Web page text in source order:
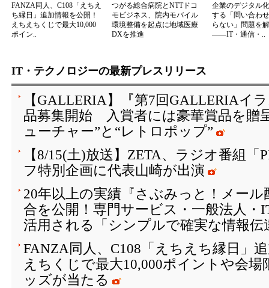
FANZA同人、C108「えちえ
ち縁日」追加情報を公開！
えちえちくじで最大10,000
ポイン..
つがる総合病院とNTTドコ
モビジネス、院内モバイル
環境整備を起点に地域医療
DXを推進
企業のデジタル
する「問い合わ
らない」問題を
――IT・通信・..
IT・テクノロジーの最新プレスリリース
【GALLERIA】『第7回GALLERIAイ
品募集開始 入賞者には豪華賞品を
ューチャー”と“レトロポップ”
【8/15(土)放送】ZETA、ラジオ番組「
フ特別企画に代表山崎が出演
20年以上の実績『さぶみっと！メール
合を公開！専門サービス・一般法人・
活用される「シンプルで確実な情報伝
FANZA同人、C108「えちえち縁日」
えちくじで最大10,000ポイントや会
ッズが当たる